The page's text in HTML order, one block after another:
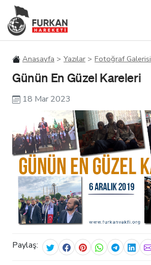
Anasayfa Yazılar Fotoğraf Galerisi
Günün En Güzel Kareleri
18 Mar 2023
Paylaş: